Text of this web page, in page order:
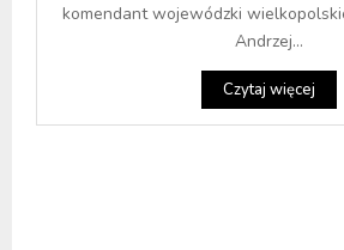
komendant wojewódzki
Andrzej...
Czytaj więcej